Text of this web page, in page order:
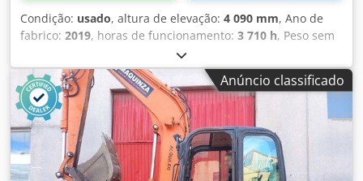
Condição: usado, altura de elevação: 4 090 mm, Ano de
fabrico: 2019, horas de funcionamento: 3 710 h, Peso sem
carga: 5.000 kg Dimensões (C x L x A): 551 x 184 x 252 cm
Largura da esteira: 40 cm Dkedpszpaizsfx Aaijr
Anúncio classificado